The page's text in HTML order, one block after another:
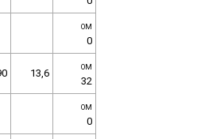
OM
0
13,6 OM
32
OM
0